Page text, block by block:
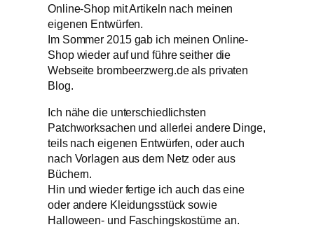
Online-Shop mit Artikeln nach meinen
eigenen Entwürfen.
Im Sommer 2015 gab ich meinen Online-
Shop wieder auf und führe seither die
Webseite brombeerzwerg.de als privaten
Blog.
Ich nähe die unterschiedlichsten
Patchworksachen und allerlei andere Dinge,
teils nach eigenen Entwürfen, oder auch
nach Vorlagen aus dem Netz oder aus
Büchern.
Hin und wieder fertige ich auch das eine
oder andere Kleidungsstück sowie
Halloween- und Faschingskostüme an.